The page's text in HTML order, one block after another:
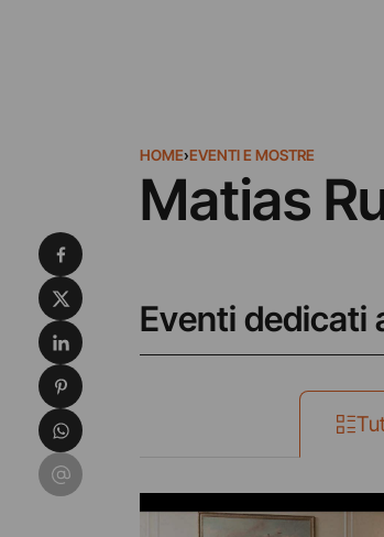
HOME›EVENTI E MOSTRE
Matias
Eventi dedicati
Condividi su Facebook
Condividi su X
Condividi su LinkedIn
Condividi su Pinterest
Condividi su WhatsApp
Condividi su Email